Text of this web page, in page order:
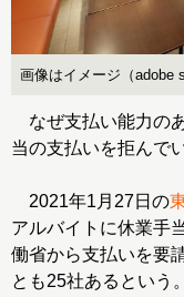
画像はイメージ（adobe
なぜ支払い能力の
当の支払いを拒んで
2021年1月27日の
アルバイトに休業手
働省から支払いを要
とも25社あるという